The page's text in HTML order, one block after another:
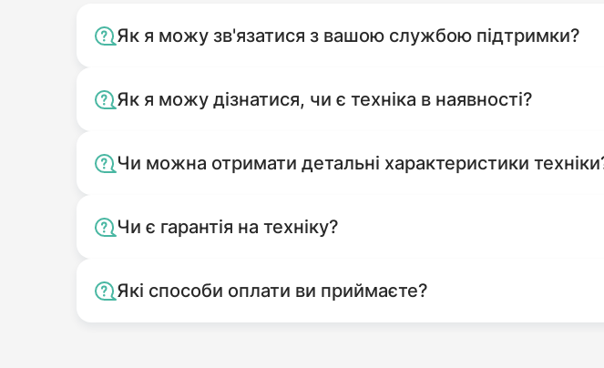
Як я можу зв'язатися з вашою службою підтримки?
Як я можу дізнатися, чи є техніка в наявності?
Чи можна отримати детальні характеристики
Чи є гарантія на техніку?
Які способи оплати ви приймаєте?